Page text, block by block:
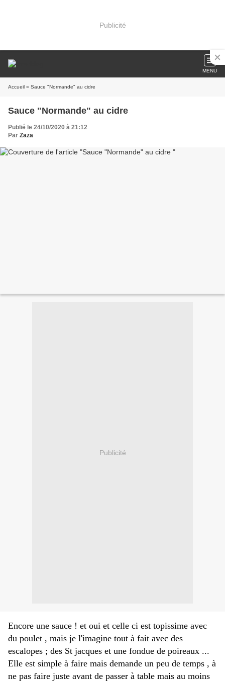
Publicité
MENU
Accueil » Sauce "Normande" au cidre
Sauce "Normande" au cidre
Publié le 24/10/2020 à 21:12
Par Zaza
Publicité
Encore une sauce ! et oui et celle ci est topissime avec
du poulet , mais je l'imagine tout à fait avec des
escalopes ; des St jacques et une fondue de poireaux ...
Elle est simple à faire mais demande un peu de temps , à
ne pas faire juste avant de passer à table mais au moins